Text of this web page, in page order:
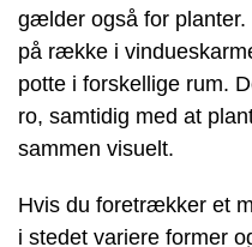
gælder også for
på række i
potte i forskellige rum.
ro, samtidig med at
sammen visuelt.
Hvis du foretrækker et
i stedet variere former